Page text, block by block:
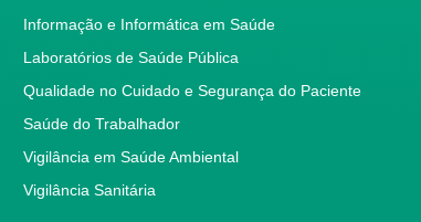
Informação e Informática em Saúde
Laboratórios de Saúde Pública
Qualidade no Cuidado e Segurança do Paciente
Saúde do Trabalhador
Vigilância em Saúde Ambiental
Vigilância Sanitária